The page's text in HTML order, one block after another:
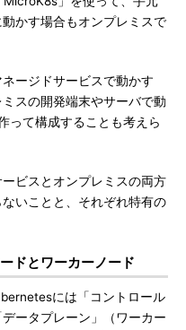
かす場合もオンプレミスで
ージドサービスで動かす
スの開発端末やサーバで動
って構成することも考えら
ビスとオンプレミスの両方
いことと、それぞれ特有の
ドとワーカーノード
には「コントロール
ータプレーン」（ワーカー